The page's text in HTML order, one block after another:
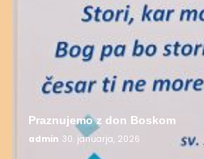
Praznujemo z don Boskom
admin 30. januarja, 2026